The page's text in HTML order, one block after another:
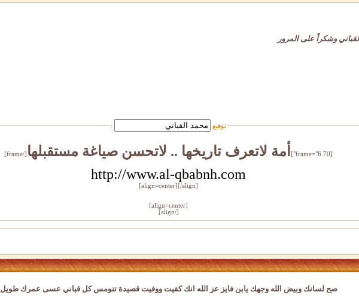
وشكراً على المرور
توقيع
[frame="6 70"] أمة لاتعرف تاريخها .. لاتحسن صياغة مستقبلها [/frame]
http://www.al-qbabnh.com
[align=center]
[/align]
[align=center]
[/align]
صح لسانك وبيض الله وجهك يابن فايز عز الله انك كفيت ووفيت قصيدة تنومس كل قباني عسى عمرك طويل